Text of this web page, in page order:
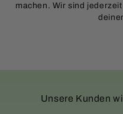
machen. Wir sind
Unsere Kunden